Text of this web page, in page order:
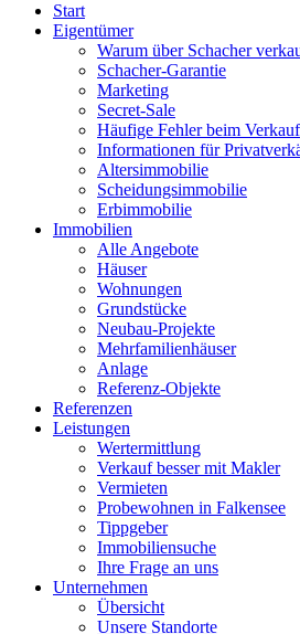
Start
Eigentümer
Warum über Schacher
Schacher-Garantie
Marketing
Secret-Sale
Häufige Fehler beim Verkauf
Informationen für
Altersimmobilie
Scheidungsimmobilie
Erbimmobilie
Immobilien
Alle Angebote
Häuser
Wohnungen
Grundstücke
Neubau-Projekte
Mehrfamilienhäuser
Anlage
Referenz-Objekte
Referenzen
Leistungen
Wertermittlung
Verkauf besser mit Makler
Vermieten
Probewohnen in Falkensee
Tippgeber
Immobiliensuche
Ihre Frage an uns
Unternehmen
Übersicht
Unsere Standorte